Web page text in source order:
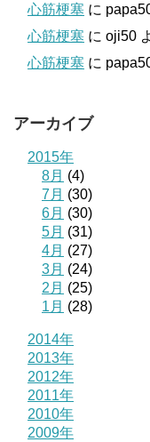
心筋梗塞 に
心筋梗塞 に oji50
心筋梗塞 に
アーカイブ
2015年
8月 (4)
7月 (30)
6月 (30)
5月 (31)
4月 (27)
3月 (24)
2月 (25)
1月 (28)
2014年
2013年
2012年
2011年
2010年
2009年